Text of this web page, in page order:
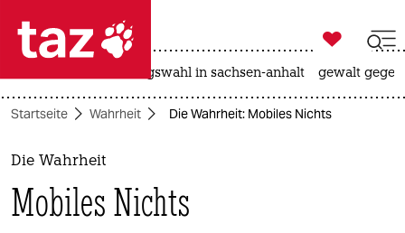
 taz zahl ich
taz zahl ich
themen
politik

taz zahl ich
landtagswahl in sachsen-anhalt gewalt
Startseite Wahrheit Die Wahrheit: Mobiles Nichts
Die Wahrheit
Mobiles Nichts